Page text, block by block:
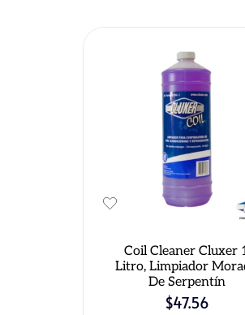
QUICK VIEW
Coil Cleaner Cluxer
Litro, Limpiador
De Serpentín
$47.56